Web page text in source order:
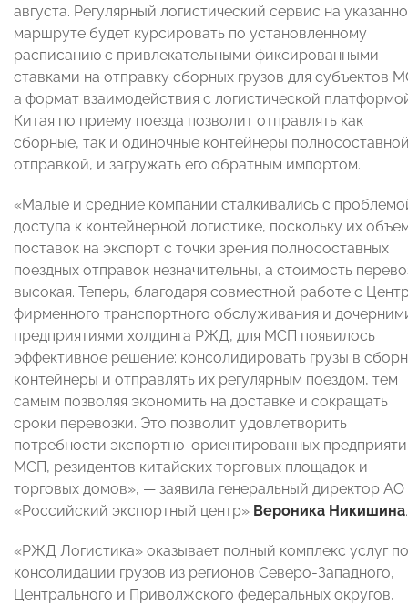
августа. Регулярный логистический сервис на
маршруте будет курсировать по установленному
расписанию с привлекательными фиксированными
ставками на отправку сборных грузов для субъектов
а формат взаимодействия с логистической
Китая по приему поезда позволит отправлять как
сборные, так и одиночные контейнеры
отправкой, и загружать его обратным импортом.
«Малые и средние компании сталкивались с
доступа к контейнерной логистике, поскольку их
поставок на экспорт с точки зрения полносоставных
поездных отправок незначительны, а стоимость
высокая. Теперь, благодаря совместной работе с
фирменного транспортного обслуживания и
предприятиями холдинга РЖД, для МСП появилось
эффективное решение: консолидировать грузы в
контейнеры и отправлять их регулярным поездом, тем
самым позволяя экономить на доставке и сокращать
сроки перевозки. Это позволит удовлетворить
потребности экспортно-ориентированных
МСП, резидентов китайских торговых площадок и
торговых домов», — заявила генеральный директор АО
«Российский экспортный центр» Вероника Никишина.
«РЖД Логистика» оказывает полный комплекс услуг по
консолидации грузов из регионов Северо-Западного,
Центрального и Приволжского федеральных округов,